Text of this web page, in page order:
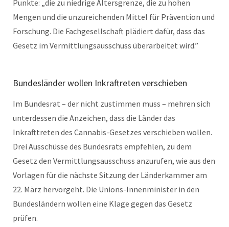
Punkte: „die zu niedrige Altersgrenze, die zu hohen
Mengen und die unzureichenden Mittel für Prävention und
Forschung. Die Fachgesellschaft plädiert dafür, dass das
Gesetz im Vermittlungsausschuss überarbeitet wird.”
Bundesländer wollen Inkraftreten verschieben
Im Bundesrat – der nicht zustimmen muss – mehren sich
unterdessen die Anzeichen, dass die Länder das
Inkrafttreten des Cannabis-Gesetzes verschieben wollen.
Drei Ausschüsse des Bundesrats empfehlen, zu dem
Gesetz den Vermittlungsausschuss anzurufen, wie aus den
Vorlagen für die nächste Sitzung der Länderkammer am
22. März hervorgeht. Die Unions-Innenminister in den
Bundesländern wollen eine Klage gegen das Gesetz
prüfen.